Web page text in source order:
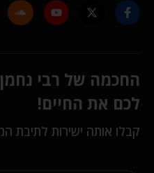
החכמה של רבי
לכם את החיים!
קבלו אותה ישירות לתיבת